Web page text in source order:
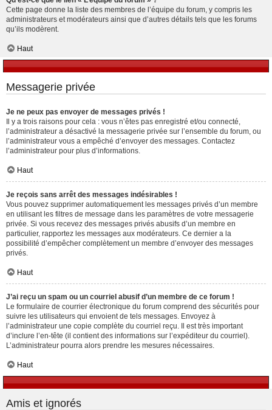
Cette page donne la liste des membres de l’équipe du forum, y compris les
administrateurs et modérateurs ainsi que d’autres détails tels que les forums
qu’ils modèrent.
Haut
Messagerie privée
Je ne peux pas envoyer de messages privés !
Il y a trois raisons pour cela : vous n’êtes pas enregistré et/ou connecté,
l’administrateur a désactivé la messagerie privée sur l’ensemble du forum, ou
l’administrateur vous a empêché d’envoyer des messages. Contactez
l’administrateur pour plus d’informations.
Haut
Je reçois sans arrêt des messages indésirables !
Vous pouvez supprimer automatiquement les messages privés d’un membre
en utilisant les filtres de message dans les paramètres de votre messagerie
privée. Si vous recevez des messages privés abusifs d’un membre en
particulier, rapportez les messages aux modérateurs. Ce dernier a la
possibilité d’empêcher complètement un membre d’envoyer des messages
privés.
Haut
J’ai reçu un spam ou un courriel abusif d’un membre de ce forum !
Le formulaire de courrier électronique du forum comprend des sécurités pour
suivre les utilisateurs qui envoient de tels messages. Envoyez à
l’administrateur une copie complète du courriel reçu. Il est très important
d’inclure l’en-tête (il contient des informations sur l’expéditeur du courriel).
L’administrateur pourra alors prendre les mesures nécessaires.
Haut
Amis et ignorés